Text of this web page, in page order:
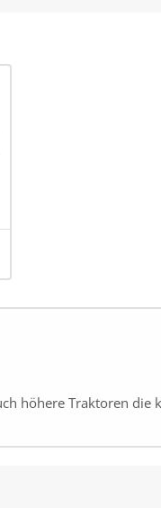
höhere Traktoren die